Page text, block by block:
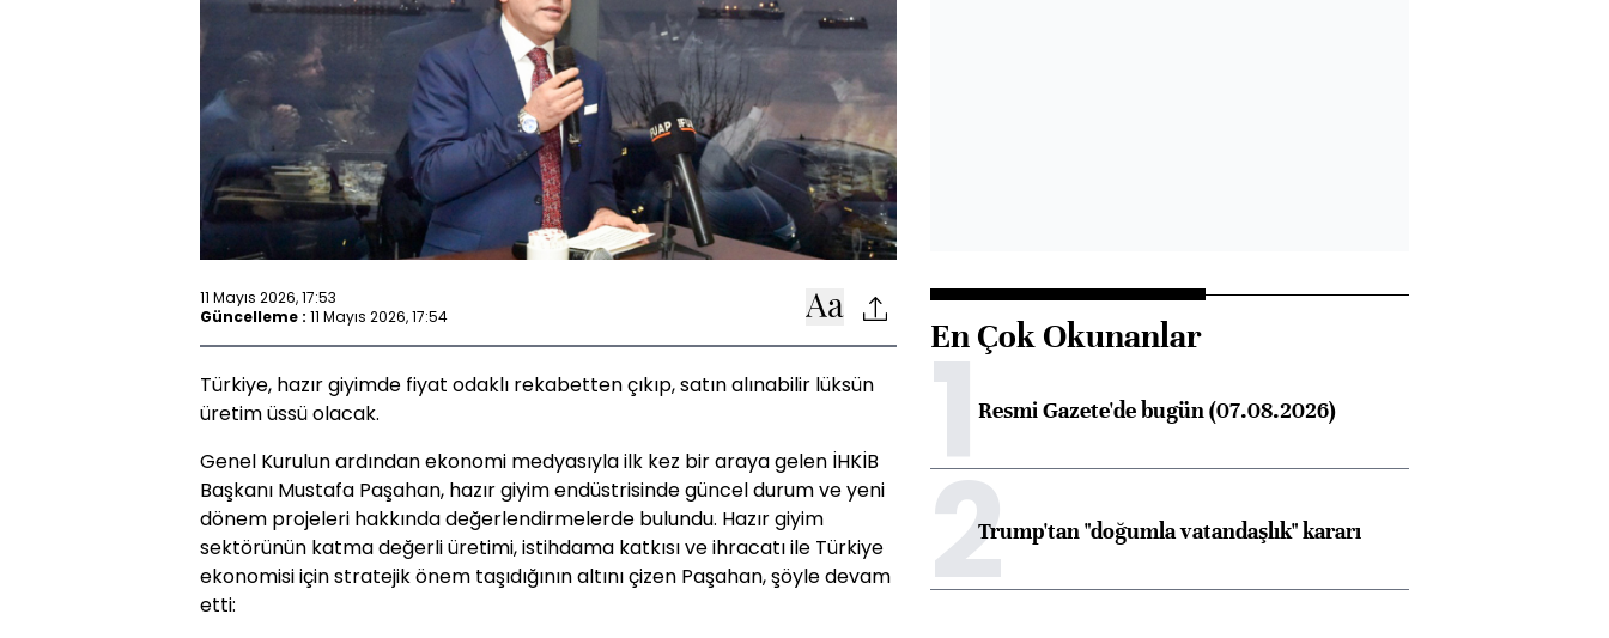
11 Mayıs 2026, 17:53
Güncelleme : 11 Mayıs 2026, 17:54
Türkiye, hazır giyimde fiyat odaklı rekabetten çıkıp, satın alınabilir lüksün
üretim üssü olacak.
Genel Kurulun ardından ekonomi medyasıyla ilk kez bir araya gelen İHKİB
Başkanı Mustafa Paşahan, hazır giyim endüstrisinde güncel durum ve yeni
dönem projeleri hakkında değerlendirmelerde bulundu. Hazır giyim
sektörünün katma değerli üretimi, istihdama katkısı ve ihracatı ile Türkiye
ekonomisi için stratejik önem taşıdığının altını çizen Paşahan, şöyle devam
etti:
En Çok Okunanlar
1Resmi Gazete'de bugün (07.08.2026)
2Trump'tan "doğumla vatandaşlık" kararı